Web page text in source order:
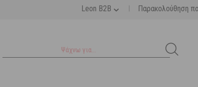
Leon B2B | Παρακολούθηση